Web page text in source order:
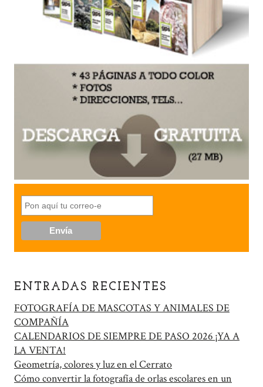
ENTRADAS RECIENTES
FOTOGRAFÍA DE MASCOTAS Y ANIMALES DE
COMPAÑÍA
CALENDARIOS DE SIEMPRE DE PASO 2026 ¡YA A
LA VENTA!
Geometría, colores y luz en el Cerrato
Cómo convertir la fotografía de orlas escolares en un